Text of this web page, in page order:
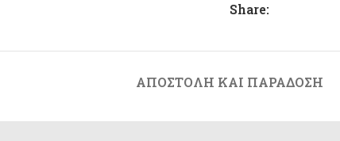
Share:
ΑΠΟΣΤΟΛΉ ΚΑΙ ΠΑΡΆΔΟΣΗ